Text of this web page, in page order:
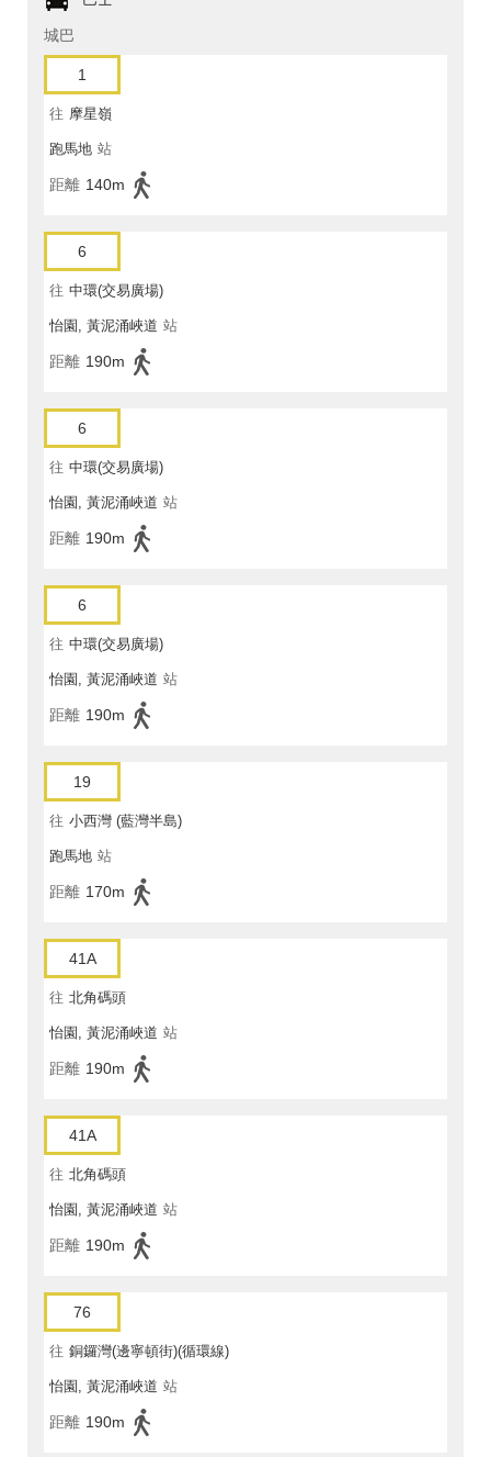
城巴
1
往 摩星嶺
跑馬地 站
距離 140m
6
往 中環(交易廣場)
怡園, 黃泥涌峽道 站
距離 190m
6
往 中環(交易廣場)
怡園, 黃泥涌峽道 站
距離 190m
6
往 中環(交易廣場)
怡園, 黃泥涌峽道 站
距離 190m
19
往 小西灣 (藍灣半島)
跑馬地 站
距離 170m
41A
往 北角碼頭
怡園, 黃泥涌峽道 站
距離 190m
41A
往 北角碼頭
怡園, 黃泥涌峽道 站
距離 190m
76
往 銅鑼灣(邊寧頓街)(循環線)
怡園, 黃泥涌峽道 站
距離 190m